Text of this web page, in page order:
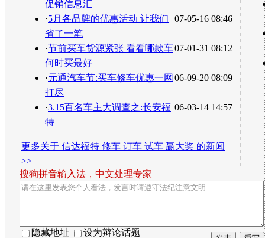
促销信息汇
07-05-16 08:46
·5月各品牌的优惠活动 让我们
省了一笔
07-01-31 08:12
·节前买车货源紧张 看看哪款车
何时买最好
06-09-20 08:09
·元通汽车节:买车修车优惠一网
打尽
06-03-14 14:57
·3.15百名车主大调查之:长安福
特
更多关于 信达福特 修车 订车 试车 赢大奖 的新闻
>>
搜狗拼音输入法，中文处理专家
隐藏地址 设为辩论话题